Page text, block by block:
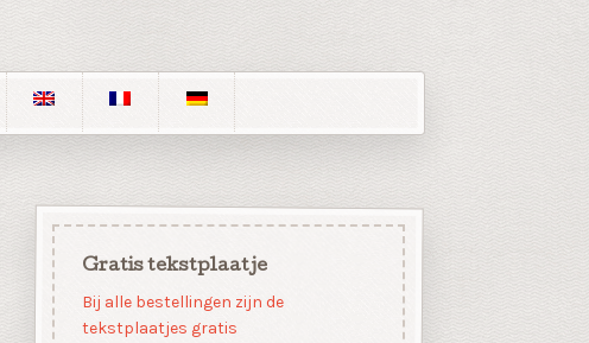
Gratis tekstplaatje
Bij alle bestellingen zijn de
tekstplaatjes gratis